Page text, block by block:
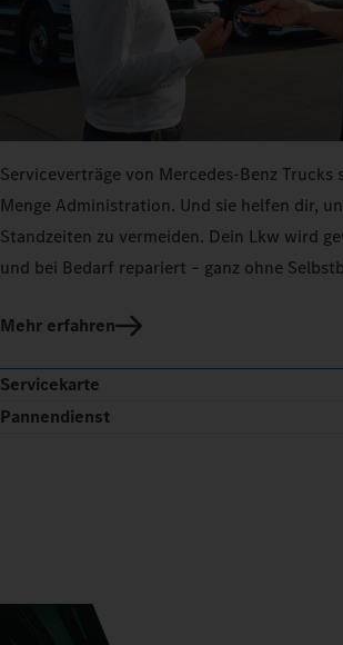
Serviceverträge von Mercedes‑Benz Trucks
Menge Administration. Und sie helfen dir,
Standzeiten zu vermeiden. Dein Lkw wird
und bei Bedarf repariert – ganz ohne
Mehr erfahren
Servicekarte
Pannendienst